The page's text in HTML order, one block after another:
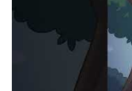
Nguồn: Cú Thông Thái